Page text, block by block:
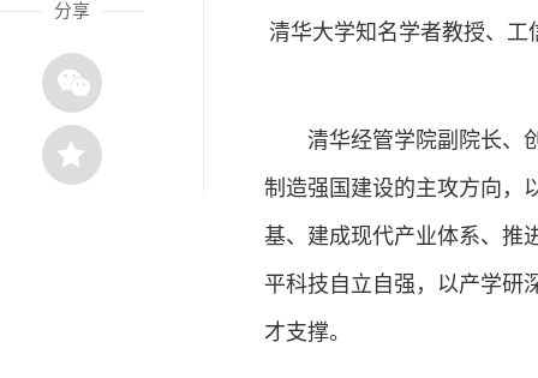
分享
清华大学知名学者教授、
清华经管学院副院长、创
制造强国建设的主攻方向，
基、建成现代产业体系、推
平科技自立自强，以产学研
才支撑。